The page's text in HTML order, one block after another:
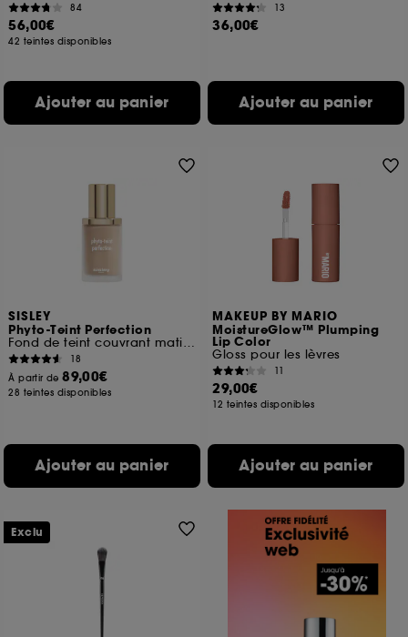
84
56,00€
42 teintes disponibles
Ajouter au panier
13
36,00€
Ajouter au panier
SISLEY
Phyto-Teint Perfection
Fond de teint couvrant matifiant
18
À partir de89,00€
28 teintes disponibles
Ajouter au panier
MAKEUP BY MARIO
MoistureGlow™ Plumping
Lip Color
Gloss pour les lèvres
11
29,00€
12 teintes disponibles
Ajouter au panier
Exclu